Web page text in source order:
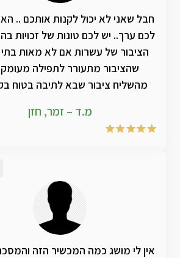
חבל שאני לא יכול לקנות אותכם ..
לכם ערך.. יש לכם טונות של זכויות
הציבור של עשרות אם לא מאות בתי
שהציבור מתעורר לתפילה
מהשליח ציבור שבא לתיבה בטוח
בחכמה ובמוצרים המדהימים
פעם מחדש .. אין לי מילים לתאר כל
ושוב תודה לקב"ה ששמכם
מ.ד – זמר, חזן
אין לי מושג כמה המכשיר הזה